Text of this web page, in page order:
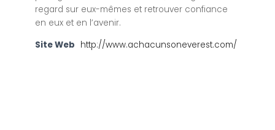
regard sur eux-mêmes et retrouver confiance
en eux et en l’avenir.
Site Web http://www.achacunsoneverest.com/